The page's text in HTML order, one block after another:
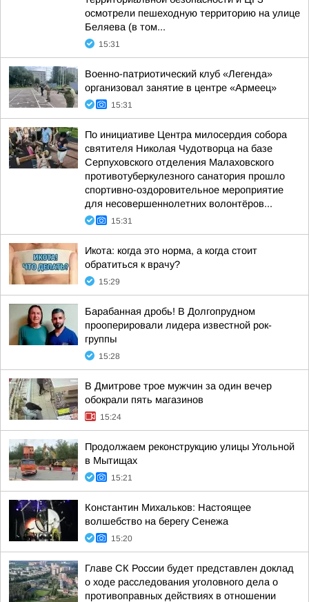
осмотрели пешеходную территорию на улице
Беляева (в том...
15:31
Военно-патриотический клуб «Легенда»
организовал занятие в центре «Армеец»
15:31
По инициативе Центра милосердия собора
святителя Николая Чудотворца на базе
Серпуховского отделения Малаховского
противотуберкулезного санатория прошло
спортивно-оздоровительное мероприятие
для несовершеннолетних волонтёров...
15:31
Икота: когда это норма, а когда стоит
обратиться к врачу?
15:29
Барабанная дробь! В Долгопрудном
прооперировали лидера известной рок-
группы
15:28
В Дмитрове трое мужчин за один вечер
обокрали пять магазинов
15:24
Продолжаем реконструкцию улицы Угольной
в Мытищах
15:21
Константин Михальков: Настоящее
волшебство на берегу Сенежа
15:20
Главе СК России будет представлен доклад
о ходе расследования уголовного дела о
противоправных действиях в отношении